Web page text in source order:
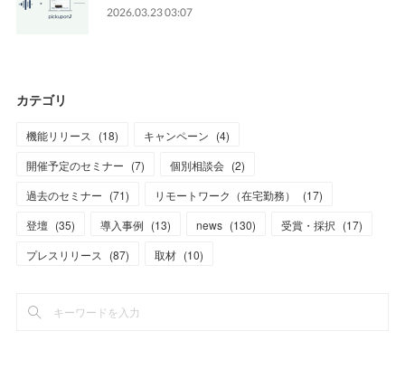
2026.03.23 03:07
カテゴリ
機能リリース (18) キャンペーン (4)
開催予定のセミナー (7) 個別相談会 (2)
過去のセミナー (71) リモートワーク（在宅勤務） (17)
登壇 (35) 導入事例 (13) news (130) 受賞・採択 (17)
プレスリリース
(87) 取材 (10)